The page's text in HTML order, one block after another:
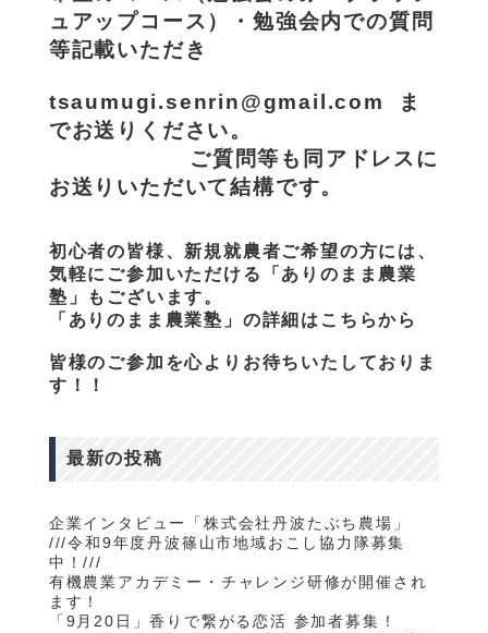
ュアップコース）・勉強会内での質問
等記載いただき
tsaumugi.senrin@gmail.com ま
でお送りください。
ご質問等も同アドレスに
お送りいただいて結構です。
初心者の皆様、新規就農者ご希望の方には、
気軽にご参加いただける「ありのまま農業
塾」もございます。
「ありのまま農業塾」の詳細はこちらから
皆様のご参加を心よりお待ちいたしておりま
す！！
最新の投稿
企業インタビュー「株式会社丹波たぶち農場」
///令和9年度丹波篠山市地域おこし協力隊募集
中！///
有機農業アカデミー・チャレンジ研修が開催され
ます！
「9月20日」香りで繋がる恋活 参加者募集！